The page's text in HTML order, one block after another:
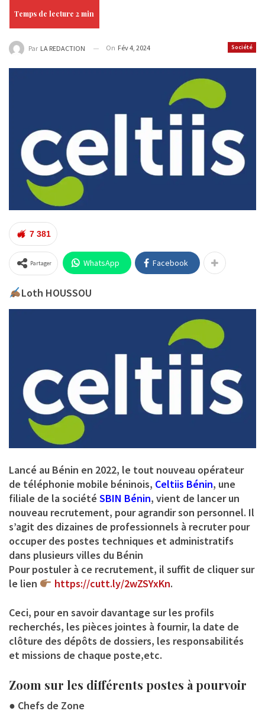
Société
Par LA REDACTION On Fév 4, 2024
7 381
Partager WhatsApp Facebook
Loth HOUSSOU
Lancé au Bénin en 2022, le tout nouveau opérateur
de téléphonie mobile béninois, Celtiis Bénin, une
filiale de la société SBIN Bénin, vient de lancer un
nouveau recrutement, pour agrandir son personnel. Il
s’agit des dizaines de professionnels à recruter pour
occuper des postes techniques et administratifs
dans plusieurs villes du Bénin
Pour postuler à ce recrutement, il suffit de cliquer sur
le lien
https://cutt.ly/2wZSYxKn.
Ceci, pour en savoir davantage sur les profils
recherchés, les pièces jointes à fournir, la date de
clôture des dépôts de dossiers, les responsabilités
et missions de chaque poste,etc.
Zoom sur les différents postes à pourvoir
● Chefs de Zone